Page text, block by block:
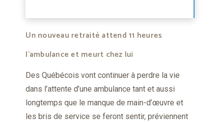
Un nouveau retraité attend 11 heures
l’ambulance et meurt chez lui
Des Québécois vont continuer à perdre la vie
dans l’attente d’une ambulance tant et aussi
longtemps que le manque de main-d’œuvre et
les bris de service se feront sentir, préviennent